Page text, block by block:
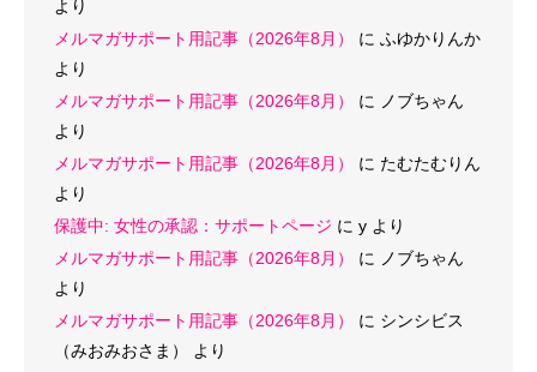
より
メルマガサポート用記事（2026年8月）
に ふゆかりんか
より
メルマガサポート用記事（2026年8月）
に
ノブちゃん
より
メルマガサポート用記事（2026年8月）
に たむたむりん
より
保護中: 女性の承認：サポートページ に y より
メルマガサポート用記事（2026年8月）
に
ノブちゃん
より
メルマガサポート用記事（2026年8月）
に シンシビス
（みおみおさま）
より